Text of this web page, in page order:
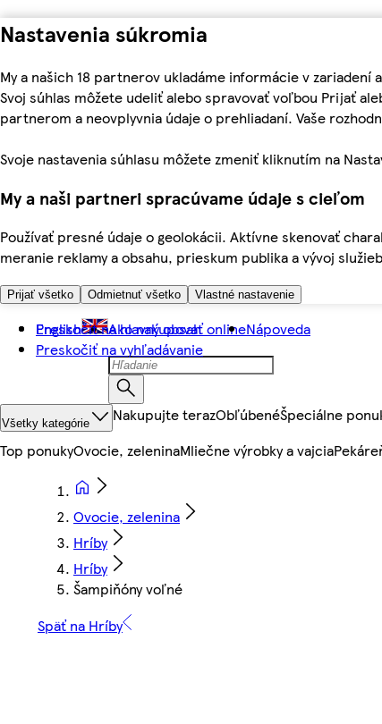
Nastavenia súkromia
My a našich 18 partnerov ukladáme informácie v
Svoj súhlas môžete udeliť alebo spravovať voľbou Prijať
partnerom a neovplyvnia údaje o prehliadaní. Vaše
Svoje nastavenia súhlasu môžete zmeniť kliknutím na
My a naši partneri spracúvame údaje s cieľom
Používať presné údaje o geolokácii. Aktívne skenovať
meranie reklamy a obsahu, prieskum publika a vývoj
Prijať všetko Odmietnuť všetko Vlastné nastavenie
Preskočiť na hlavný obsah
Preskočiť na vyhľadávanie
English Ako nakupovať onlineNápoveda
Všetky kategórie Nakupujte terazObľúbenéŠpeciálne
Top ponukyOvocie, zeleninaMliečne výrobky a vajcia
Ovocie, zelenina
Hríby
Hríby
Šampiňóny voľné
Späť na Hríby